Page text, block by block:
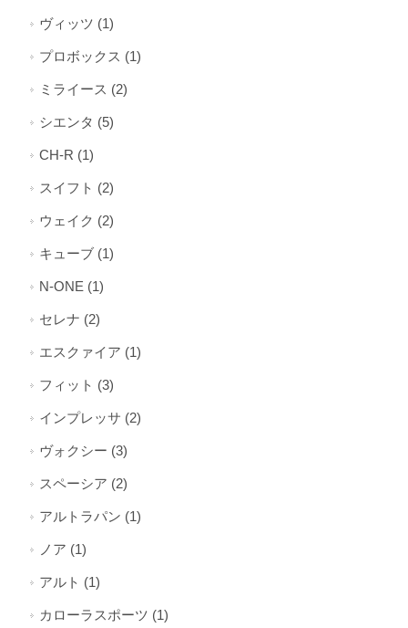
ヴィッツ (1)
プロボックス (1)
ミライース (2)
シエンタ (5)
CH-R (1)
スイフト (2)
ウェイク (2)
キューブ (1)
N-ONE (1)
セレナ (2)
エスクァイア (1)
フィット (3)
インプレッサ (2)
ヴォクシー (3)
スペーシア (2)
アルトラパン (1)
ノア (1)
アルト (1)
カローラスポーツ (1)